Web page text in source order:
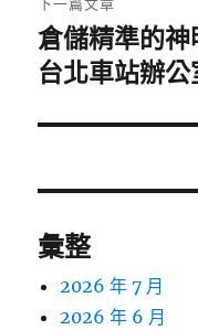
下
一
文
倉儲精準的
台北車站辦公
彙整
2026 年 7 月
2026 年 6 月